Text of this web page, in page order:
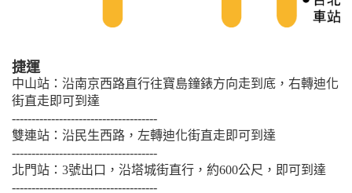
捷運
中山站：沿南京西路直行往寶島鐘錶方向走到底，右轉迪化
街直走即可到達
-------------------------------------
雙連站：沿民生西路，左轉迪化街直走即可到達
-------------------------------------
北門站：3號出口，沿塔城街直行，約600公尺，即可到達
-------------------------------------